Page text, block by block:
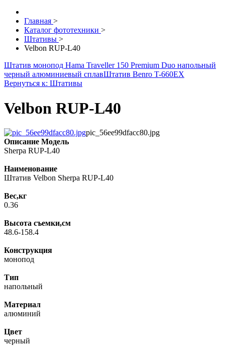
Главная >
Каталог фототехники >
Штативы >
Velbon RUP-L40
Штатив монопод Hama Traveller 150 Premium Duo напольный
черный алюминиевый сплавШтатив Benro T-660EX
Вернуться к: Штативы
Velbon RUP-L40
pic_56ee99dfacc80.jpg
Описание Модель
Sherpa RUP-L40
Наименование
Штатив Velbon Sherpa RUP-L40
Вес,кг
0.36
Высота съемки,см
48.6-158.4
Конструкция
монопод
Тип
напольный
Материал
алюминий
Цвет
черный